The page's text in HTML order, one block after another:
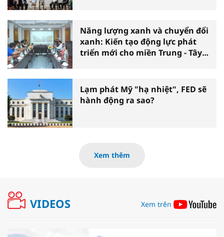
Năng lượng xanh và chuyển đổi
xanh: Kiến tạo động lực phát
triển mới cho miền Trung - Tây
Lạm phát Mỹ "hạ nhiệt", FED sẽ
hành động ra sao?
Xem thêm
VIDEOS Xem trên